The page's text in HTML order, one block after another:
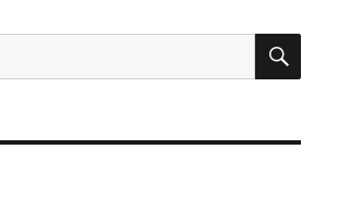
搜